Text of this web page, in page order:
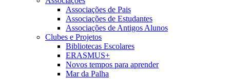
Associações de Pais
Associações de Estudantes
Associações de Antigos Alunos
Clubes e Projetos
Bibliotecas Escolares
ERASMUS+
Novos tempos para aprender
Mar da Palha